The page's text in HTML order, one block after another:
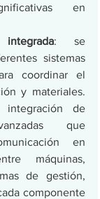
en
: se
sistemas
coordinar el
y materiales.
de
que
en
máquinas,
de gestión,
componente